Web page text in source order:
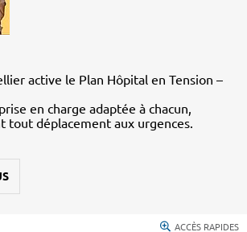
active le Plan Hôpital en Tension –
en charge adaptée à chacun,
tout déplacement aux urgences.
ACCÈS RAPIDES